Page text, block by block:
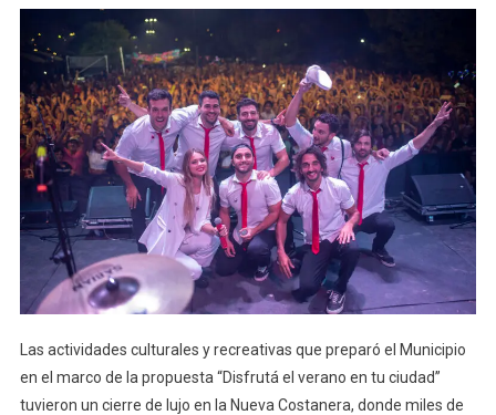
Las actividades culturales y recreativas que preparó el Municipio
en el marco de la propuesta “Disfrutá el verano en tu ciudad”
tuvieron un cierre de lujo en la Nueva Costanera, donde miles de